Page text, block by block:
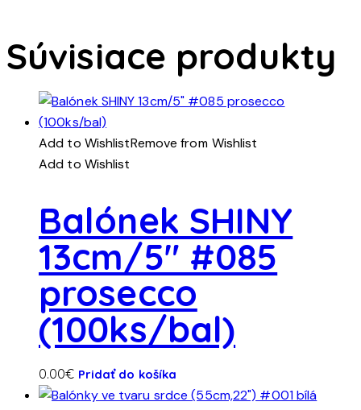
Súvisiace produkty
Add to WishlistRemove from Wishlist
Add to Wishlist
Balónek SHINY
13cm/5″ #085
prosecco
(100ks/bal)
0.00€ Pridať do košíka